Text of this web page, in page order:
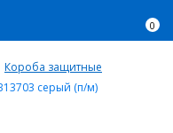
0
Короба защитные
серый (п/м)